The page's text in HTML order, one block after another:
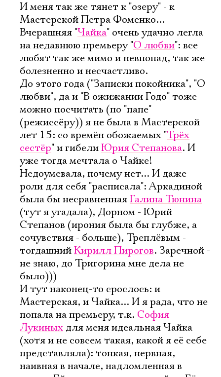
И меня так же тянет к "озеру" - к
Мастерской Петра Фоменко...
Вчерашняя "Чайка" очень удачно легла
на недавнюю премьеру "О любви": все
любят так же мимо и невпопад, так же
болезненно и несчастливо.
До этого года ("Записки покойника", "О
любви", да и "В ожижании Годо" тоже
можно посчитать (по "папе"
(режиссëру)) я не была в Мастерской
лет 15: со времëн обожаемых "Трëх
сестëр" и гибелиЮрия Степанова. И
уже тогда мечтала о Чайке!
Недоумевала, почему нет... И даже
роли для себя "расписала": Аркадиной
была бы несравненнаяГалина Тюнина
(тут я угадала), Дорном - Юрий
Степанов (ирония была бы глубже, а
сочувствия - больше), Треплëвым -
тогдашнийКирилл Пирогов. Заречной -
не знаю, до Тригорина мне дела не
было)))
И тут наконец-то срослось: и
Мастерская, и Чайка... И я рада, что не
попала на премьеру, т.к. София
Лукиных для меня идеальная Чайка
(хотя и не совсем такая, какой я еë себе
представляла): тонкая, нервная,
наивная в начале, надломленная в